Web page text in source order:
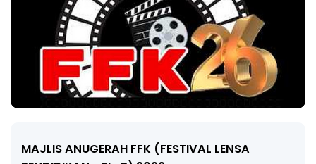
MAJLIS ANUGERAH FFK (FESTIVAL LENSA